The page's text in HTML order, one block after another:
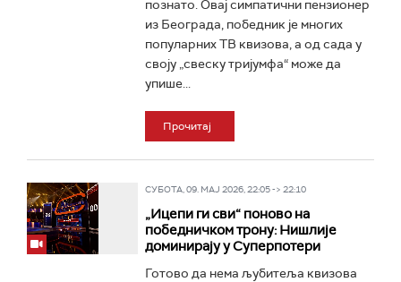
познато. Овај симпатични пензионер
из Београда, победник је многих
популарних ТВ квизова, а од сада у
своју „свеску тријумфа“ може да
упише...
Прочитај
СУБОТА, 09. МАЈ 2026, 22:05 -> 22:10
„Ицепи ги сви“ поново на
победничком трону: Нишлије
доминирају у Суперпотери
Готово да нема љубитеља квизова